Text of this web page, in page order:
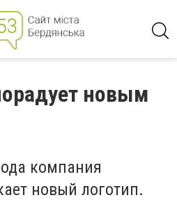
новым
компания
новый логотип.